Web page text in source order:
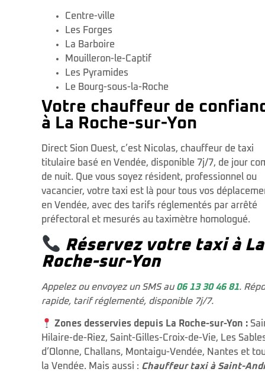
Centre-ville
Les Forges
La Barboire
Mouilleron-le-Captif
Les Pyramides
Le Bourg-sous-la-Roche
Votre chauffeur de
à La Roche-sur-Yon
Direct Sion Ouest, c’est Nicolas, chauffeur de taxi
titulaire basé en Vendée, disponible 7j/7, de jour
de nuit. Que vous soyez résident, professionnel ou
vacancier, votre taxi est là pour tous vos
en Vendée, avec des tarifs réglementés par arrêté
préfectoral et mesurés au taximètre homologué.
Réservez votre taxi à La
Roche-sur-Yon
Appelez ou envoyez un SMS au 06 13 30 46 81.
rapide, tarif réglementé, disponible 7j/7.
Zones desservies depuis La Roche-sur-Yon :
Hilaire-de-Riez, Saint-Gilles-Croix-de-Vie, Les
d’Olonne, Challans, Montaigu-Vendée, Nantes et
la Vendée. Mais aussi : Chauffeur taxi à Saint-